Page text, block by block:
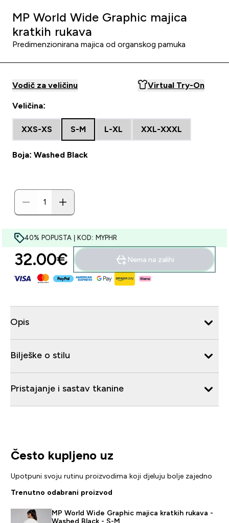
MP World Wide Graphic majica
kratkih rukava
Predimenzionirana majica od organskog pamuka
Vodič za veličinu Virtual Try-On
Veličina:
XXS-XS S-M L-XL XXL-XXXL
Boja: Washed Black
40% POPUSTA | KOD: MYPHR
32.00€‎ Nema na zalihi
Opis
Bilješke o stilu
Pristajanje i sastav tkanine
Često kupljeno uz
Upotpuni svoju rutinu proizvodima koji djeluju bolje zajedno
Trenutno odabrani proizvod
MP World Wide Graphic majica kratkih rukava -
Washed Black - S-M